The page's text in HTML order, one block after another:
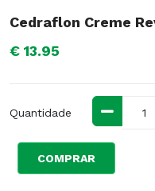
Cedraflon Creme
€ 13.95
Quantidade
COMPRAR